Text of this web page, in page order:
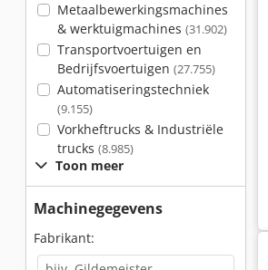
Metaalbewerkingsmachines
& werktuigmachines (31.902)
Transportvoertuigen en
Bedrijfsvoertuigen (27.755)
Automatiseringstechniek
(9.155)
Vorkheftrucks & Industriële
trucks (8.985)
Toon meer
Machinegegevens
Fabrikant: